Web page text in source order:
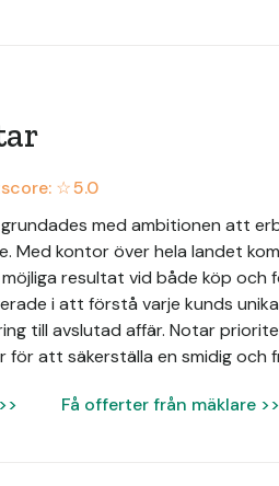
☆5.0
med ambitionen att
Med kontor över hela landet
resultat vid både köp och
i att förstå varje kunds
till avslutad affär. Notar
för att säkerställa en smidig och
Få offerter från mäklare >>